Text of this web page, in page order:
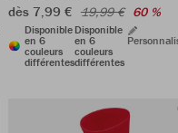
dès 7,99 € 19,99 € 60 %
Disponible
en 6
couleurs
différentes
Disponible
en 6
couleurs
différentes